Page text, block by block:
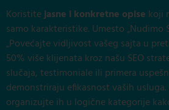
Koristitejasne i konkretne opise koji
samo karakteristike. Umesto „Nudimo
„Povećajte vidljivost vašeg sajta u
50% više klijenata kroz našu SEO
slučaja, testimoniale ili primera
demonstriraju efikasnost vaših
organizujte ih u logične kategorije